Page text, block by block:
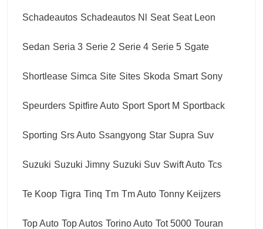
Schadeautos Schadeautos Nl Seat Seat Leon
Sedan Seria 3 Serie 2 Serie 4 Serie 5 Sgate
Shortlease Simca Site Sites Skoda Smart Sony
Speurders Spitfire Auto Sport Sport M Sportback
Sporting Srs Auto Ssangyong Star Supra Suv
Suzuki Suzuki Jimny Suzuki Suv Swift Auto Tcs
Te Koop Tigra Tinq Tm Tm Auto Tonny Keijzers
Top Auto Top Autos Torino Auto Tot 5000 Touran